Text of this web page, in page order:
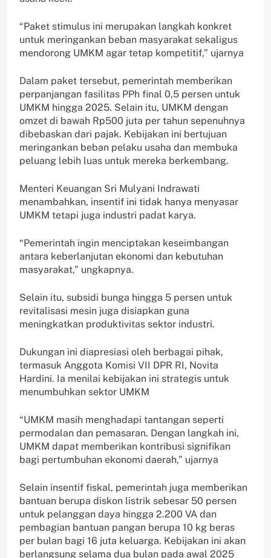
“Paket stimulus ini merupakan langkah konkret
untuk meringankan beban masyarakat sekaligus
mendorong UMKM agar tetap kompetitif,” ujarnya
Dalam paket tersebut, pemerintah memberikan
perpanjangan fasilitas PPh final 0,5 persen untuk
UMKM hingga 2025. Selain itu, UMKM dengan
omzet di bawah Rp500 juta per tahun sepenuhnya
dibebaskan dari pajak. Kebijakan ini bertujuan
meringankan beban pelaku usaha dan membuka
peluang lebih luas untuk mereka berkembang.
Menteri Keuangan Sri Mulyani Indrawati
menambahkan, insentif ini tidak hanya menyasar
UMKM tetapi juga industri padat karya.
“Pemerintah ingin menciptakan keseimbangan
antara keberlanjutan ekonomi dan kebutuhan
masyarakat,” ungkapnya.
Selain itu, subsidi bunga hingga 5 persen untuk
revitalisasi mesin juga disiapkan guna
meningkatkan produktivitas sektor industri.
Dukungan ini diapresiasi oleh berbagai pihak,
termasuk Anggota Komisi VII DPR RI, Novita
Hardini. Ia menilai kebijakan ini strategis untuk
menumbuhkan sektor UMKM
“UMKM masih menghadapi tantangan seperti
permodalan dan pemasaran. Dengan langkah ini,
UMKM dapat memberikan kontribusi signifikan
bagi pertumbuhan ekonomi daerah,” ujarnya
Selain insentif fiskal, pemerintah juga memberikan
bantuan berupa diskon listrik sebesar 50 persen
untuk pelanggan daya hingga 2.200 VA dan
pembagian bantuan pangan berupa 10 kg beras
per bulan bagi 16 juta keluarga. Kebijakan ini akan
berlangsung selama dua bulan pada awal 2025